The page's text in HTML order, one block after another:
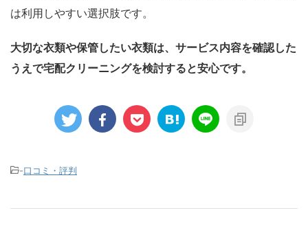
は利用しやすい選択肢です。
大切な衣類や保管したい衣類は、サービス内容を確認した
うえで宅配クリーニングを検討すると安心です。
-口コミ・評判